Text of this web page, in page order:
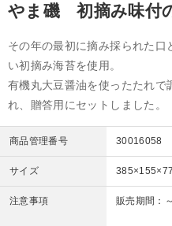
やま磯 初摘み味付
その年の最初に摘み採られた口
い初摘み海苔を使用。
有機丸大豆醤油を使ったたれで
れ、贈答用にセットしました。
商品管理番号 30016058
サイズ
注意事項 販売期間：